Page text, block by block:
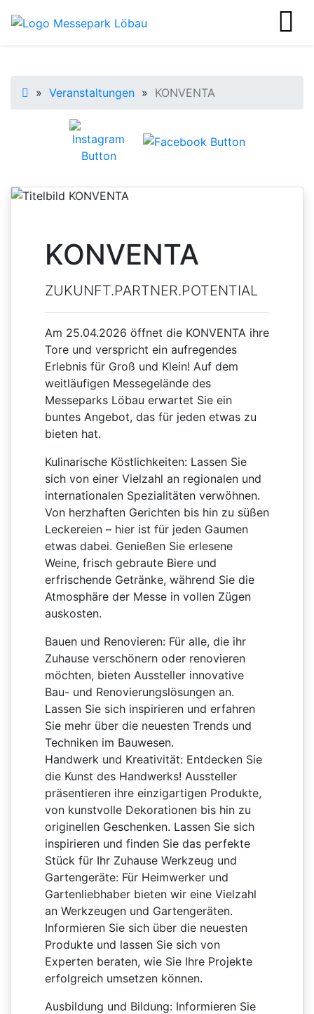
Startseite
» Veranstaltungen » KONVENTA
KONVENTA
ZUKUNFT.PARTNER.POTENTIAL
Am 25.04.2026 öffnet die KONVENTA ihre
Tore und verspricht ein aufregendes
Erlebnis für Groß und Klein! Auf dem
weitläufigen Messegelände des
Messeparks Löbau erwartet Sie ein
buntes Angebot, das für jeden etwas zu
bieten hat.
Kulinarische Köstlichkeiten: Lassen Sie
sich von einer Vielzahl an regionalen und
internationalen Spezialitäten verwöhnen.
Von herzhaften Gerichten bis hin zu süßen
Leckereien – hier ist für jeden Gaumen
etwas dabei. Genießen Sie erlesene
Weine, frisch gebraute Biere und
erfrischende Getränke, während Sie die
Atmosphäre der Messe in vollen Zügen
auskosten.
Bauen und Renovieren: Für alle, die ihr
Zuhause verschönern oder renovieren
möchten, bieten Aussteller innovative
Bau- und Renovierungslösungen an.
Lassen Sie sich inspirieren und erfahren
Sie mehr über die neuesten Trends und
Techniken im Bauwesen.
Handwerk und Kreativität: Entdecken Sie
die Kunst des Handwerks! Aussteller
präsentieren ihre einzigartigen Produkte,
von kunstvolle Dekorationen bis hin zu
originellen Geschenken. Lassen Sie sich
inspirieren und finden Sie das perfekte
Stück für Ihr Zuhause Werkzeug und
Gartengeräte: Für Heimwerker und
Gartenliebhaber bieten wir eine Vielzahl
an Werkzeugen und Gartengeräten.
Informieren Sie sich über die neuesten
Produkte und lassen Sie sich von
Experten beraten, wie Sie Ihre Projekte
erfolgreich umsetzen können.
Ausbildung und Bildung: Informieren Sie